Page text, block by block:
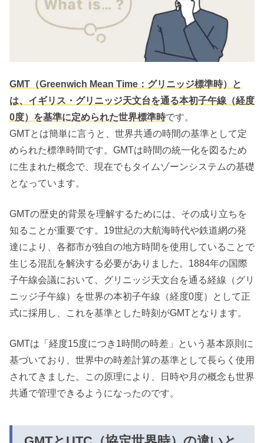
GMT（Greenwich Mean Time：グリニッジ標準時）と
は、イギリス・グリニッジ天文台を通る本初子午線（経度
0度）を基準に定められた世界標準時です。
GMTとは簡単に言うと、世界共通の時間の基準として定
められた標準時間です。GMTは時間の統一化を図るため
に生まれた概念で、現在でもタイムゾーンシステムの基礎
となっています。
GMTの歴史的背景を理解するためには、その成り立ちを
知ることが重要です。19世紀の大航海時代や鉄道網の発
達により、各都市が独自の地方時間を使用していることで
生じる混乱を解決する必要がありました。1884年の国際
子午線会議において、グリニッジ天文台を通る経線（グリ
ニッジ子午線）を世界の本初子午線（経度0度）として正
式に採用し、これを基準とした時刻がGMTとなります。
GMTは「経度15度につき1時間の時差」という基本原則に
基づいており、世界中の時差計算の基準として長らく使用
されてきました。この原理により、日時や月の概念も世界
共通で管理できるようになったのです。